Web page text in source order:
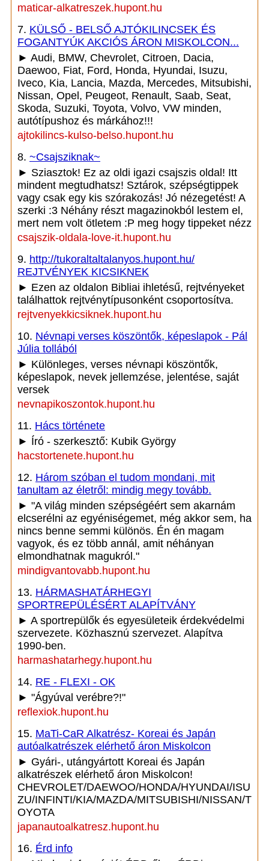
maticar-alkatreszek.hupont.hu
7. KÜLSŐ - BELSŐ AJTÓKILINCSEK ÉS
FOGANTYÚK AKCIÓS ÁRON MISKOLCON...
► Audi, BMW, Chevrolet, Citroen, Dacia,
Daewoo, Fiat, Ford, Honda, Hyundai, Isuzu,
Iveco, Kia, Lancia, Mazda, Mercedes, Mitsubishi,
Nissan, Opel, Peugeot, Renault, Saab, Seat,
Skoda, Suzuki, Toyota, Volvo, VW minden,
autótípushoz és márkához!!!
ajtokilincs-kulso-belso.hupont.hu
8. ~Csajsziknak~
► Sziasztok! Ez az oldi igazi csajszis oldal! Itt
mindent megtudhatsz! Sztárok, szépségtippek
vagy csak egy kis szórakozás! Jó nézegetést! A
szerki :3 Néhány részt magazinokból lestem el,
mert nem volt ötletem :P meg hogy tippeket nézz
csajszik-oldala-love-it.hupont.hu
9. http://tukoraltaltalanyos.hupont.hu/
REJTVÉNYEK KICSIKNEK
► Ezen az oldalon Bibliai ihletésű, rejtvényeket
találhattok rejtvénytípusonként csoportosítva.
rejtvenyekkicsiknek.hupont.hu
10. Névnapi verses köszöntők, képeslapok - Pál
Júlia tollából
► Különleges, verses névnapi köszöntők,
képeslapok, nevek jellemzése, jelentése, saját
versek
nevnapikoszontok.hupont.hu
11. Hács története
► Író - szerkesztő: Kubik György
hacstortenete.hupont.hu
12. Három szóban el tudom mondani, mit
tanultam az életről: mindig megy tovább.
► "A világ minden szépségéért sem akarnám
elcserélni az egyéniségemet, még akkor sem, ha
nincs benne semmi különös. Én én magam
vagyok, és ez több annál, amit néhányan
elmondhatnak magukról."
mindigvantovabb.hupont.hu
13. HÁRMASHATÁRHEGYI
SPORTREPÜLÉSÉRT ALAPÍTVÁNY
► A sportrepülők és egyesületeik érdekvédelmi
szervezete. Közhasznú szervezet. Alapítva
1990-ben.
harmashatarhegy.hupont.hu
14. RE - FLEXI - OK
► "Ágyúval verébre?!"
reflexiok.hupont.hu
15. MaTi-CaR Alkatrész- Koreai és Japán
autóalkatrészek elérhető áron Miskolcon
► Gyári-, utángyártott Koreai és Japán
alkatrészek elérhető áron Miskolcon!
CHEVROLET/DAEWOO/HONDA/HYUNDAI/ISU
ZU/INFINTI/KIA/MAZDA/MITSUBISHI/NISSAN/T
OYOTA
japanautoalkatresz.hupont.hu
16. Érd info